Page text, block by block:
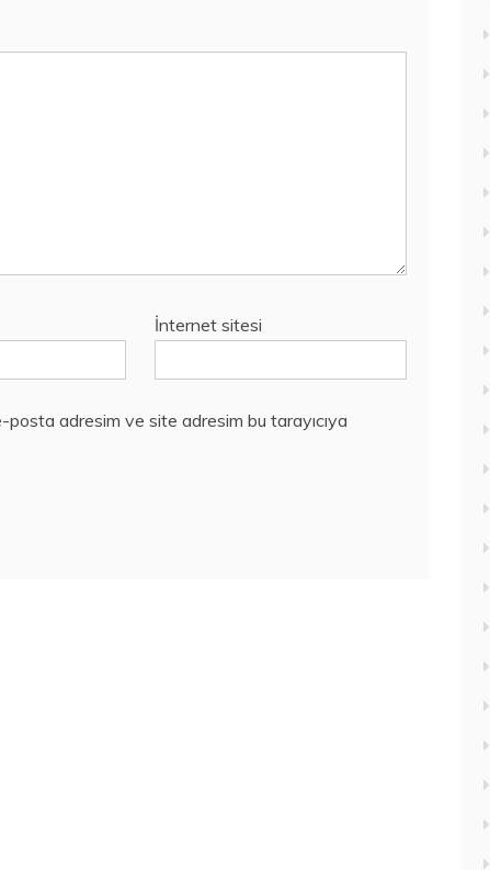
İnternet sitesi
posta adresim ve site adresim bu tarayıcıya